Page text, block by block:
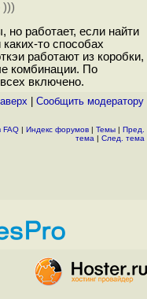
)))
но работает, если найти
то способах
работают из коробки,
комбинации. По
включено.
Cообщить модератору
FAQ | Индекс форумов | Темы | Пред.
тема | След. тема